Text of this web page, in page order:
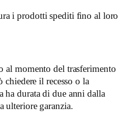
i prodotti spediti fino al loro
al momento del trasferimento
il recesso o la
ha durata di due anni dalla
ulteriore garanzia.